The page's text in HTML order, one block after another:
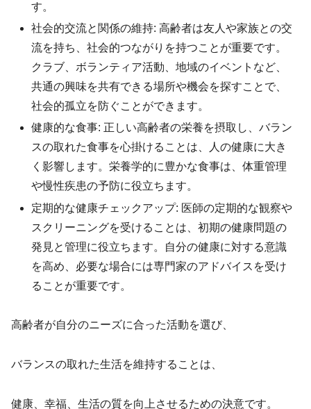
す。
社会的交流と関係の維持: 高齢者は友人や家族との交
流を持ち、社会的つながりを持つことが重要です。
クラブ、ボランティア活動、地域のイベントなど、
共通の興味を共有できる場所や機会を探すことで、
社会的孤立を防ぐことができます。
健康的な食事: 正しい高齢者の栄養を摂取し、バラン
スの取れた食事を心掛けることは、人の健康に大き
く影響します。栄養学的に豊かな食事は、体重管理
や慢性疾患の予防に役立ちます。
定期的な健康チェックアップ: 医師の定期的な観察や
スクリーニングを受けることは、初期の健康問題の
発見と管理に役立ちます。自分の健康に対する意識
を高め、必要な場合には専門家のアドバイスを受け
ることが重要です。
高齢者が自分のニーズに合った活動を選び、
バランスの取れた生活を維持することは、
健康、幸福、生活の質を向上させるための決意です。